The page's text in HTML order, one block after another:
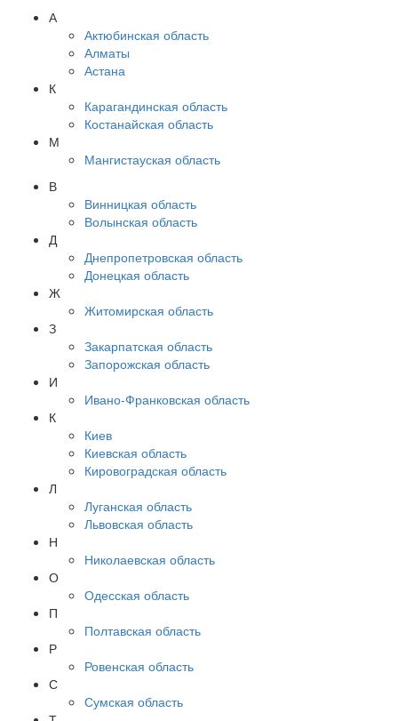
А
Актюбинская область
Алматы
Астана
К
Карагандинская область
Костанайская область
М
Мангистауская область
В
Винницкая область
Волынская область
Д
Днепропетровская область
Донецкая область
Ж
Житомирская область
З
Закарпатская область
Запорожская область
И
Ивано-Франковская область
К
Киев
Киевская область
Кировоградская область
Л
Луганская область
Львовская область
Н
Николаевская область
О
Одесская область
П
Полтавская область
Р
Ровенская область
С
Сумская область